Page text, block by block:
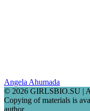
Angela Ahumada
© 2026 GIRLSBIO.SU |
Copying of materials is